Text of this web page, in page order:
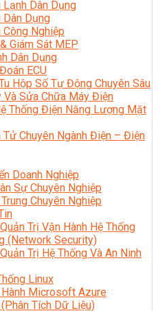
Dân Dụng
Dân Dụng
Nghiệp
Giám Sát MEP
Dân Dụng
ECU
Hộp Số Tự Động Chuyên Sâu
Và Sửa Chữa Máy Điện
Thống Điện Năng Lượng Mặt
Chuyên Ngành Điện – Điện
Doanh Nghiệp
Sự Chuyên Nghiệp
Chuyên Nghiệp
Trị Vận Hành Hệ Thống
(Network Security)
Trị Hệ Thống Và An Ninh
Linux
Hành Microsoft Azure
Tích Dữ Liệu)